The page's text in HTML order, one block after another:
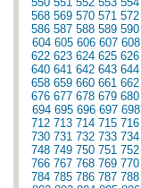
568 569 570 571 572
586 587 588 589 590
604 605 606 607 608
622 623 624 625 626
640 641 642 643 644
658 659 660 661 662
676 677 678 679 680
694 695 696 697 698
712 713 714 715 716
730 731 732 733 734
748 749 750 751 752
766 767 768 769 770
784 785 786 787 788